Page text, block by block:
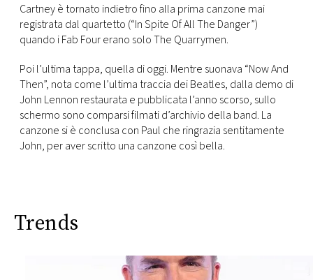
PRINCIPATO
DI
RMC
CONSIGLIA
Cartney è tornato indietro fino alla prima canzone mai
registrata dal quartetto (“In Spite Of All The Danger”)
quando i Fab Four erano solo The Quarrymen.
Poi l’ultima tappa, quella di oggi. Mentre suonava “Now And
Then”, nota come l’ultima traccia dei Beatles, dalla demo di
John Lennon restaurata e pubblicata l’anno scorso, sullo
schermo sono comparsi filmati d’archivio della band. La
canzone si è conclusa con Paul che ringrazia sentitamente
John, per aver scritto una canzone così bella.
Trends